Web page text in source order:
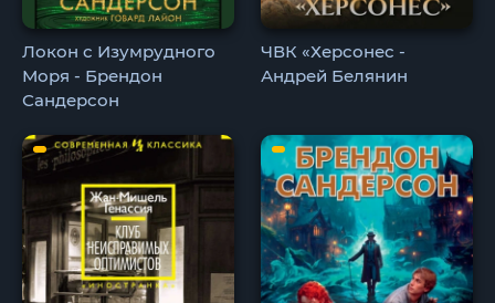
Локон с Изумрудного
Моря - Брендон
Сандерсон
ЧВК «Херсонес -
Андрей Белянин